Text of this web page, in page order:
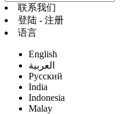
联系我们
登陆 - 注册
语言
English
العربية
Русский
India
Indonesia
Malay